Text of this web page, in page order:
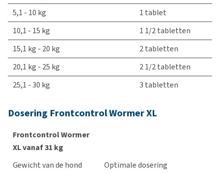
5,1 - 10 kg
1 tablet
10,1 - 15 kg
1 1/2 tabletten
15,1 kg - 20 kg
2 tabletten
20,1 kg - 25 kg
2 1/2 tabletten
25,1 - 30 kg
3 tabletten
Dosering Frontcontrol Wormer XL
Frontcontrol Wormer
XL vanaf 31 kg
Gewicht van de hond
Optimale dosering